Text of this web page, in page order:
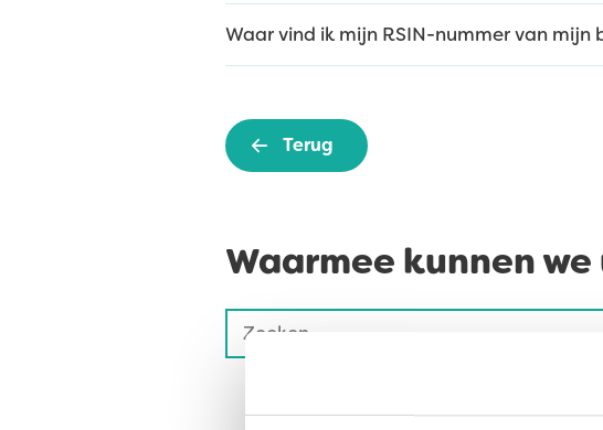
Waar vind ik mijn RSIN-nummer van mijn
Terug
Waarmee kunnen we
Zoeken
naar:
Als de resultaten voor automatisch